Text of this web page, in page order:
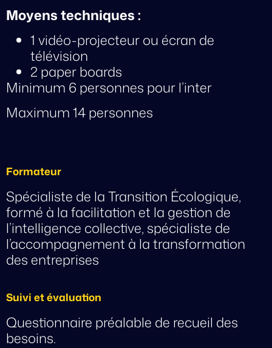
Moyens techniques :
1 vidéo-projecteur ou écran de
télévision
2 paper boards
Minimum 6 personnes pour l’inter
Maximum 14 personnes
Formateur
Spécialiste de la Transition Écologique,
formé à la facilitation et la gestion de
l’intelligence collective, spécialiste de
l’accompagnement à la transformation
des entreprises
Suivi et évaluation
Questionnaire préalable de recueil des
besoins.